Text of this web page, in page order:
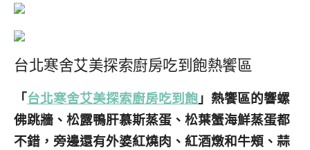
台北寒舍艾美探索廚房吃到飽熱饗區
「台北寒舍艾美探索廚房吃到飽 」熱饗區的響螺
佛跳牆、松露鴨肝慕斯蒸蛋、松葉蟹海鮮蒸蛋都
不錯，旁邊還有外婆紅燒肉、紅酒燉和牛頰、蒜